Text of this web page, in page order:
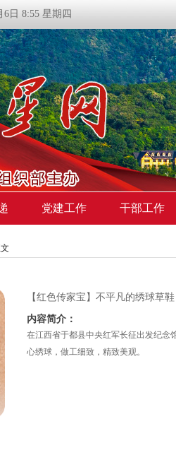
6日 8:55 星期四
党建工作 干部工作
【红色传家宝】不平凡的绣球草鞋
内容简介：
在江西省于都县中央红军长征出发纪念
心绣球，做工细致，精致美观。